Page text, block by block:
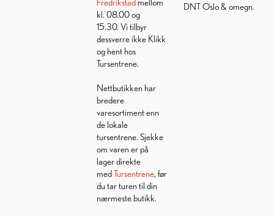
kl. 08.00 og
15.30. Vi tilbyr
dessverre ikke Klikk
og hent hos
Tursentrene.
Nettbutikken har
bredere
varesortiment enn
de lokale
tursentrene. Sjekke
om varen er på
lager direkte
medTursentrene, før
du tar turen til din
nærmeste butikk.
DNT Oslo & omegn.